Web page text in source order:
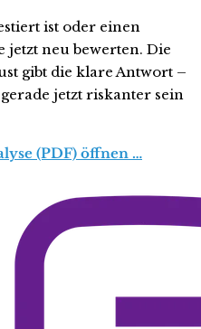
ist oder einen
jetzt neu bewerten. Die
gibt die klare Antwort –
jetzt riskanter sein
(PDF) öffnen …